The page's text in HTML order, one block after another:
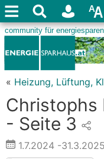
« Heizung, Lüftung,
Christophs
- Seite 3
1.7.2024 -